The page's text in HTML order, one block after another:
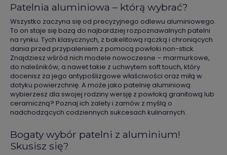
Patelnia aluminiowa – którą wybrać?
Wszystko zaczyna się od precyzyjnego odlewu aluminiowego.
To on staje się bazą do najbardziej rozpoznawalnych patelni
na rynku. Tych klasycznych, z bakelitową rączką i chroniących
dania przed przypaleniem z pomocą powłoki non-stick.
Znajdziesz wśród nich modele nowoczesne – marmurkowe,
do naleśników, a nawet takie z uchwytem soft touch, który
docenisz za jego antypoślizgowe właściwości oraz miłą w
dotyku powierzchnię. A może jako patelnię aluminiową
wybierzesz dla swojej rodziny wersję z powłoką granitową lub
ceramiczną? Poznaj ich zalety i zamów z myślą o
nadchodzących codziennych sukcesach kulinarnych.
Bogaty wybór patelni z aluminium!
Skusisz się?